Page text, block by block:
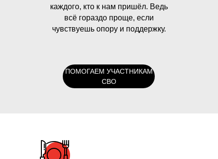
ПОМОГАЕМ УЧАСТНИКАМ
СВО
каждого, кто к нам пришёл. Ведь
всё гораздо проще, если
чувствуешь опору и поддержку.